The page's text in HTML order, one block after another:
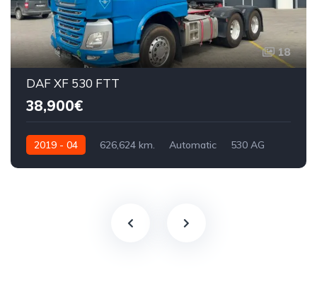
18
DAF XF 530 FTT
38,900€
2019 - 04 626,624 km. Automatic 530 AG